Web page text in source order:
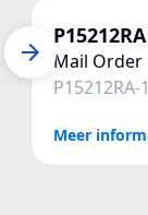
P15212RA
Mail Order
P15212RA-
Meer